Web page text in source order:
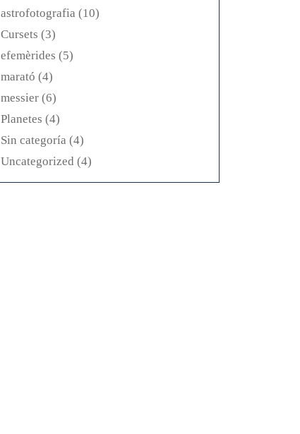
astrofotografia (10)
Cursets (3)
efemèrides (5)
marató (4)
messier (6)
Planetes (4)
Sin categoría (4)
Uncategorized (4)